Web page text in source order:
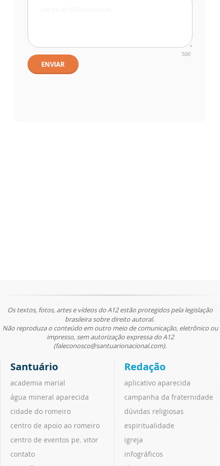
500
ENVIAR
Os textos, fotos, artes e vídeos do A12 estão protegidos pela legislação
brasileira sobre direito autoral.
Não reproduza o conteúdo em outro meio de comunicação, eletrônico ou
impresso, sem autorização expressa do A12
(faleconosco@santuarionacional.com).
Santuário
academia marial
água mineral aparecida
cidade do romeiro
centro de apoio ao romeiro
centro de eventos pe. vitor
contato
Redação
aplicativo aparecida
campanha da fraternidade
dúvidas religiosas
espiritualidade
igreja
infográficos